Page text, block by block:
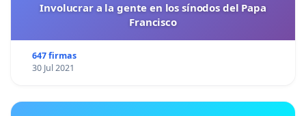
Involucrar a la gente en los sínodos del Papa
Francisco
647 firmas
30 Jul 2021